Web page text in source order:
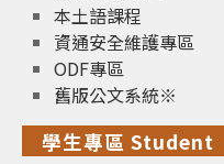
本土語課程
資通安全維護專區
ODF專區
舊版公文系統※
學生專區 Student